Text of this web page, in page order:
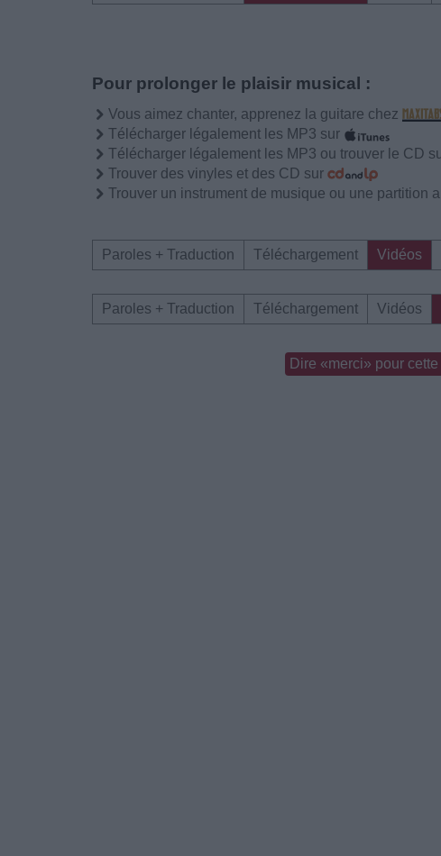
Pour prolonger le plaisir musical :
Vous aimez chanter, apprenez la guitare chez
Télécharger légalement les MP3 sur
Télécharger légalement les MP3 ou trouver le CD
Trouver des vinyles et des CD sur
Trouver un instrument de musique ou une partition
Paroles + Traduction Téléchargement Vidéos
Paroles + Traduction Téléchargement Vidéos
Dire «merci» pour